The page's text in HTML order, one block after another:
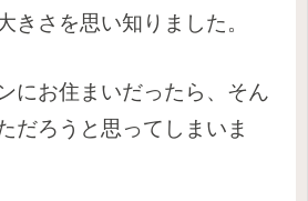
きさを思い知りました。
にお住まいだったら、そん
だろうと思ってしまいま